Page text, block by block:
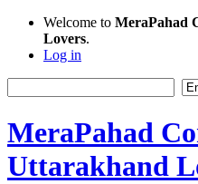
Welcome to MeraPahad
Lovers.
Log in
MeraPahad
Uttarakhand